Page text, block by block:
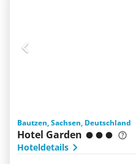
Bautzen, Sachsen, Deutschland
Hotel Garden
Hoteldetails